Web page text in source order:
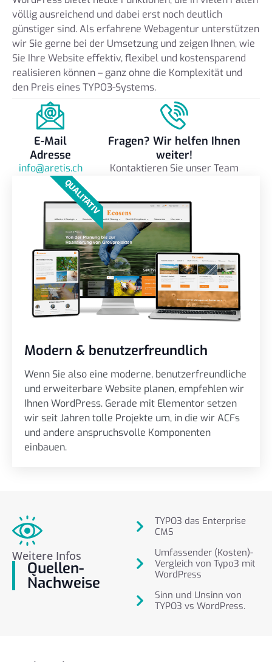
völlig ausreichend und dabei erst noch deutlich
günstiger sind. Als erfahrene Webagentur unterstützen
wir Sie gerne bei der Umsetzung und zeigen Ihnen, wie
Sie Ihre Website effektiv, flexibel und kostensparend
realisieren können – ganz ohne die Komplexität und
den Preis eines TYPO3-Systems.
E-Mail
Adresse
info@aretis.ch
Fragen? Wir helfen Ihnen
weiter!
Kontaktieren Sie unser Team
Modern & benutzerfreundlich
Wenn Sie also eine moderne, benutzerfreundliche
und erweiterbare Website planen, empfehlen wir
Ihnen WordPress. Gerade mit Elementor setzen
wir seit Jahren tolle Projekte um, in die wir ACFs
und andere anspruchsvolle Komponenten
einbauen.
QUALITATIV
Weitere Infos
Quellen-
Nachweise
TYPO3 das Enterprise
CMS
Umfassender (Kosten)-
Vergleich von Typo3 mit
WordPress
Sinn und Unsinn von
TYPO3 vs WordPress.